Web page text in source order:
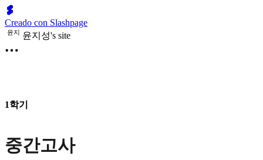
Creado con Slashpage
윤지 윤지성's site
1학기
중간고사